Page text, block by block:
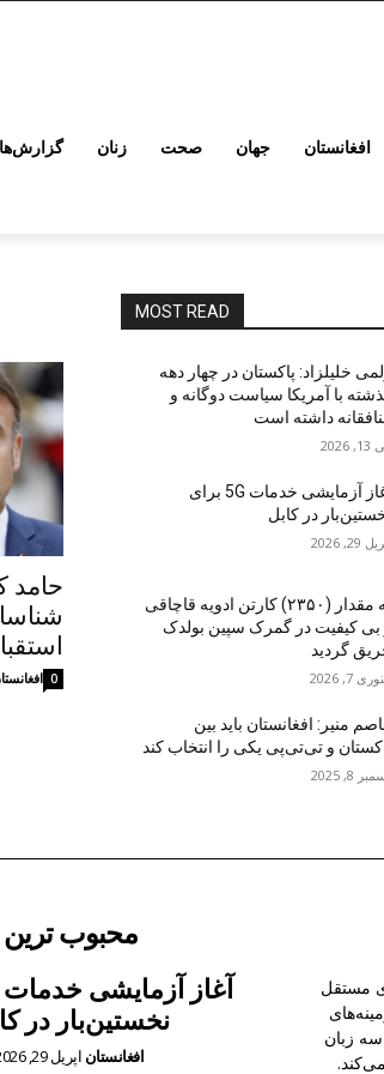
افغانستان جهان صحت زنان گزارش‌ها
حامد
0
MOST READ
خلیلزاد: پاکستان در چهار دهه
با آمریکا سیاست دوگانه و
داشته است
آغاز آزمایشی خدمات 5G برای
در کابل
29, 2026
به مقدار (۲۳۵۰) کارتن ادویه قاچاقی
بی کیفیت در گمرک سپین بولدک
گردید
7, 2026
منیر: افغانستان باید بین
و تی‌تی‌پی یکی را انتخاب کند
8, 2025
محبوب ترین
نخستین‌بار در
افغانستان اپریل 29, 2026
خبری مستقل
زبان